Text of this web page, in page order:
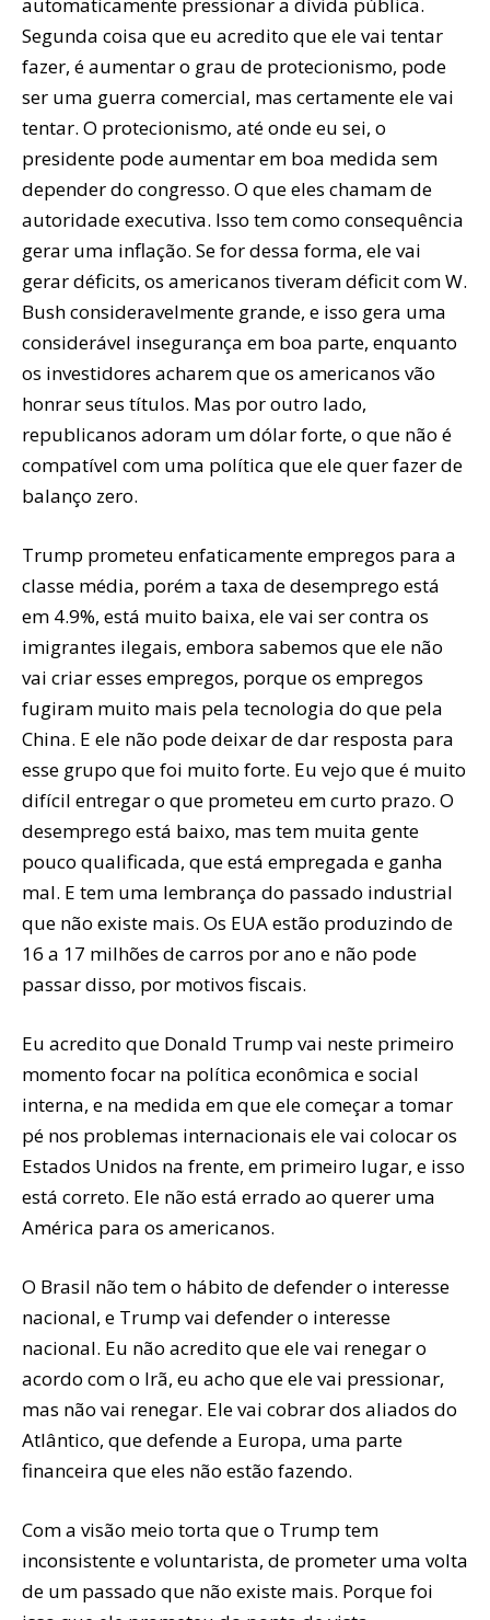
Segunda coisa que eu acredito que ele vai tentar
fazer, é aumentar o grau de protecionismo, pode
ser uma guerra comercial, mas certamente ele vai
tentar. O protecionismo, até onde eu sei, o
presidente pode aumentar em boa medida sem
depender do congresso. O que eles chamam de
autoridade executiva. Isso tem como consequência
gerar uma inflação. Se for dessa forma, ele vai
gerar déficits, os americanos tiveram déficit com W.
Bush consideravelmente grande, e isso gera uma
considerável insegurança em boa parte, enquanto
os investidores acharem que os americanos vão
honrar seus títulos. Mas por outro lado,
republicanos adoram um dólar forte, o que não é
compatível com uma política que ele quer fazer de
balanço zero.
Trump prometeu enfaticamente empregos para a
classe média, porém a taxa de desemprego está
em 4.9%, está muito baixa, ele vai ser contra os
imigrantes ilegais, embora sabemos que ele não
vai criar esses empregos, porque os empregos
fugiram muito mais pela tecnologia do que pela
China. E ele não pode deixar de dar resposta para
esse grupo que foi muito forte. Eu vejo que é muito
difícil entregar o que prometeu em curto prazo. O
desemprego está baixo, mas tem muita gente
pouco qualificada, que está empregada e ganha
mal. E tem uma lembrança do passado industrial
que não existe mais. Os EUA estão produzindo de
16 a 17 milhões de carros por ano e não pode
passar disso, por motivos fiscais.
Eu acredito que Donald Trump vai neste primeiro
momento focar na política econômica e social
interna, e na medida em que ele começar a tomar
pé nos problemas internacionais ele vai colocar os
Estados Unidos na frente, em primeiro lugar, e isso
está correto. Ele não está errado ao querer uma
América para os americanos.
O Brasil não tem o hábito de defender o interesse
nacional, e Trump vai defender o interesse
nacional. Eu não acredito que ele vai renegar o
acordo com o Irã, eu acho que ele vai pressionar,
mas não vai renegar. Ele vai cobrar dos aliados do
Atlântico, que defende a Europa, uma parte
financeira que eles não estão fazendo.
Com a visão meio torta que o Trump tem
inconsistente e voluntarista, de prometer uma volta
de um passado que não existe mais. Porque foi